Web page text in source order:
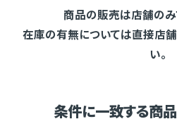
商品の販売は店舗のみ
在庫の有無については直接店
い。
条件に一致する商品